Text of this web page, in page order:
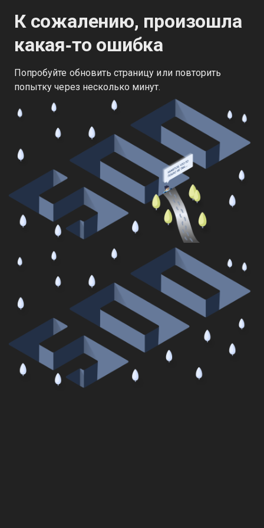
К сожалению, произошла
какая‑то ошибка
Попробуйте обновить страницу или повторить
попытку через несколько минут.